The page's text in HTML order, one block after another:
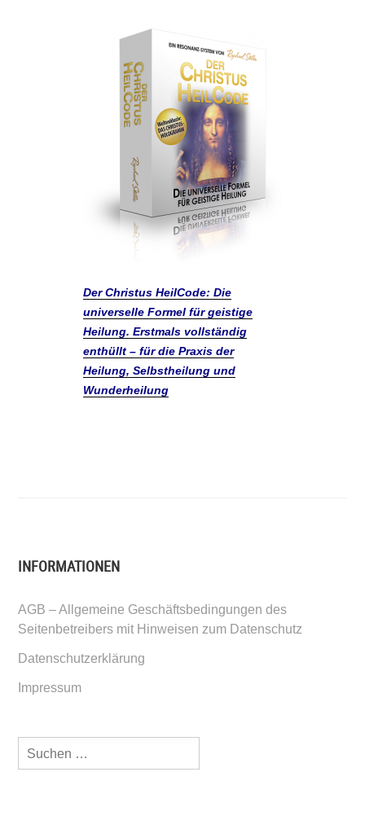
Der Christus HeilCode: Die
universelle Formel für geistige
Heilung. Erstmals vollständig
enthüllt – für die Praxis der
Heilung, Selbstheilung und
Wunderheilung
INFORMATIONEN
AGB – Allgemeine Geschäftsbedingungen des
Seitenbetreibers mit Hinweisen zum Datenschutz
Datenschutzerklärung
Impressum
Suchen